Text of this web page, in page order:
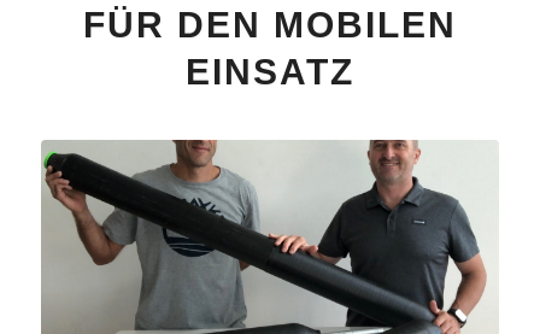
FÜR DEN MOBILEN
EINSATZ